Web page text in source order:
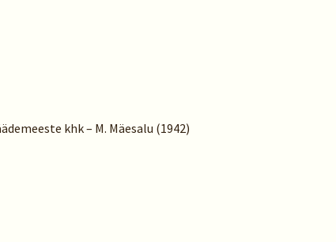
khk – M. Mäesalu (1942)